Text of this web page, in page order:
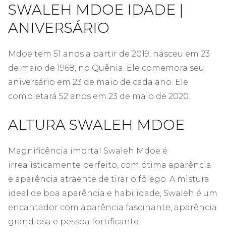
SWALEH MDOE IDADE |
ANIVERSÁRIO
Mdoe tem 51 anos a partir de 2019, nasceu em 23
de maio de 1968, no Quênia. Ele comemora seu
aniversário em 23 de maio de cada ano. Ele
completará 52 anos em 23 de maio de 2020.
ALTURA SWALEH MDOE
Magnificência imortal Swaleh Mdoe é
irrealisticamente perfeito, com ótima aparência
e aparência atraente de tirar o fôlego. A mistura
ideal de boa aparência e habilidade, Swaleh é um
encantador com aparência fascinante, aparência
grandiosa e pessoa fortificante.